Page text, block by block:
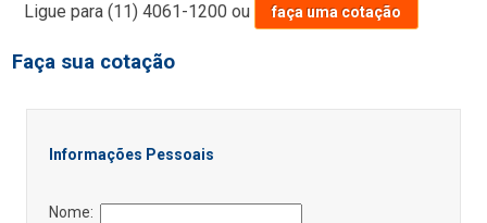
Ligue para(11) 4061-1200 ou faça uma cotação
Faça sua cotação
Informações Pessoais
Nome: